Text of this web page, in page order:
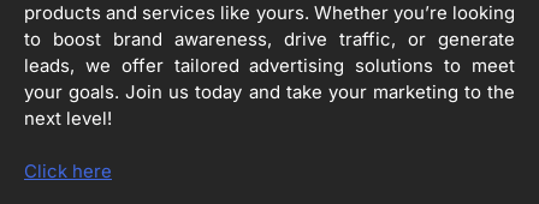
4
ਹੁਸ਼ਿਆਰਪੁਰ ਜ਼ਿਲ੍ਹੇ ਵ‘ ਈ.ਐੱਫ. ਡਿਜੀਟਾਈਜ਼ੇਸ਼ਨ
ਦਾ ਕੰਮ 99.92 ਫੀਸਦੀ ਮੁਕੰਮਲ: ਜ਼ਿਲ੍ਹਾ ਚੋਣ
ਅਫ਼ਸਰ
Editor
products and services like yours. Whether you’re looking
to boost brand awareness, drive traffic, or generate
leads, we offer tailored advertising solutions to meet
your goals. Join us today and take your marketing to the
next level!
Click here